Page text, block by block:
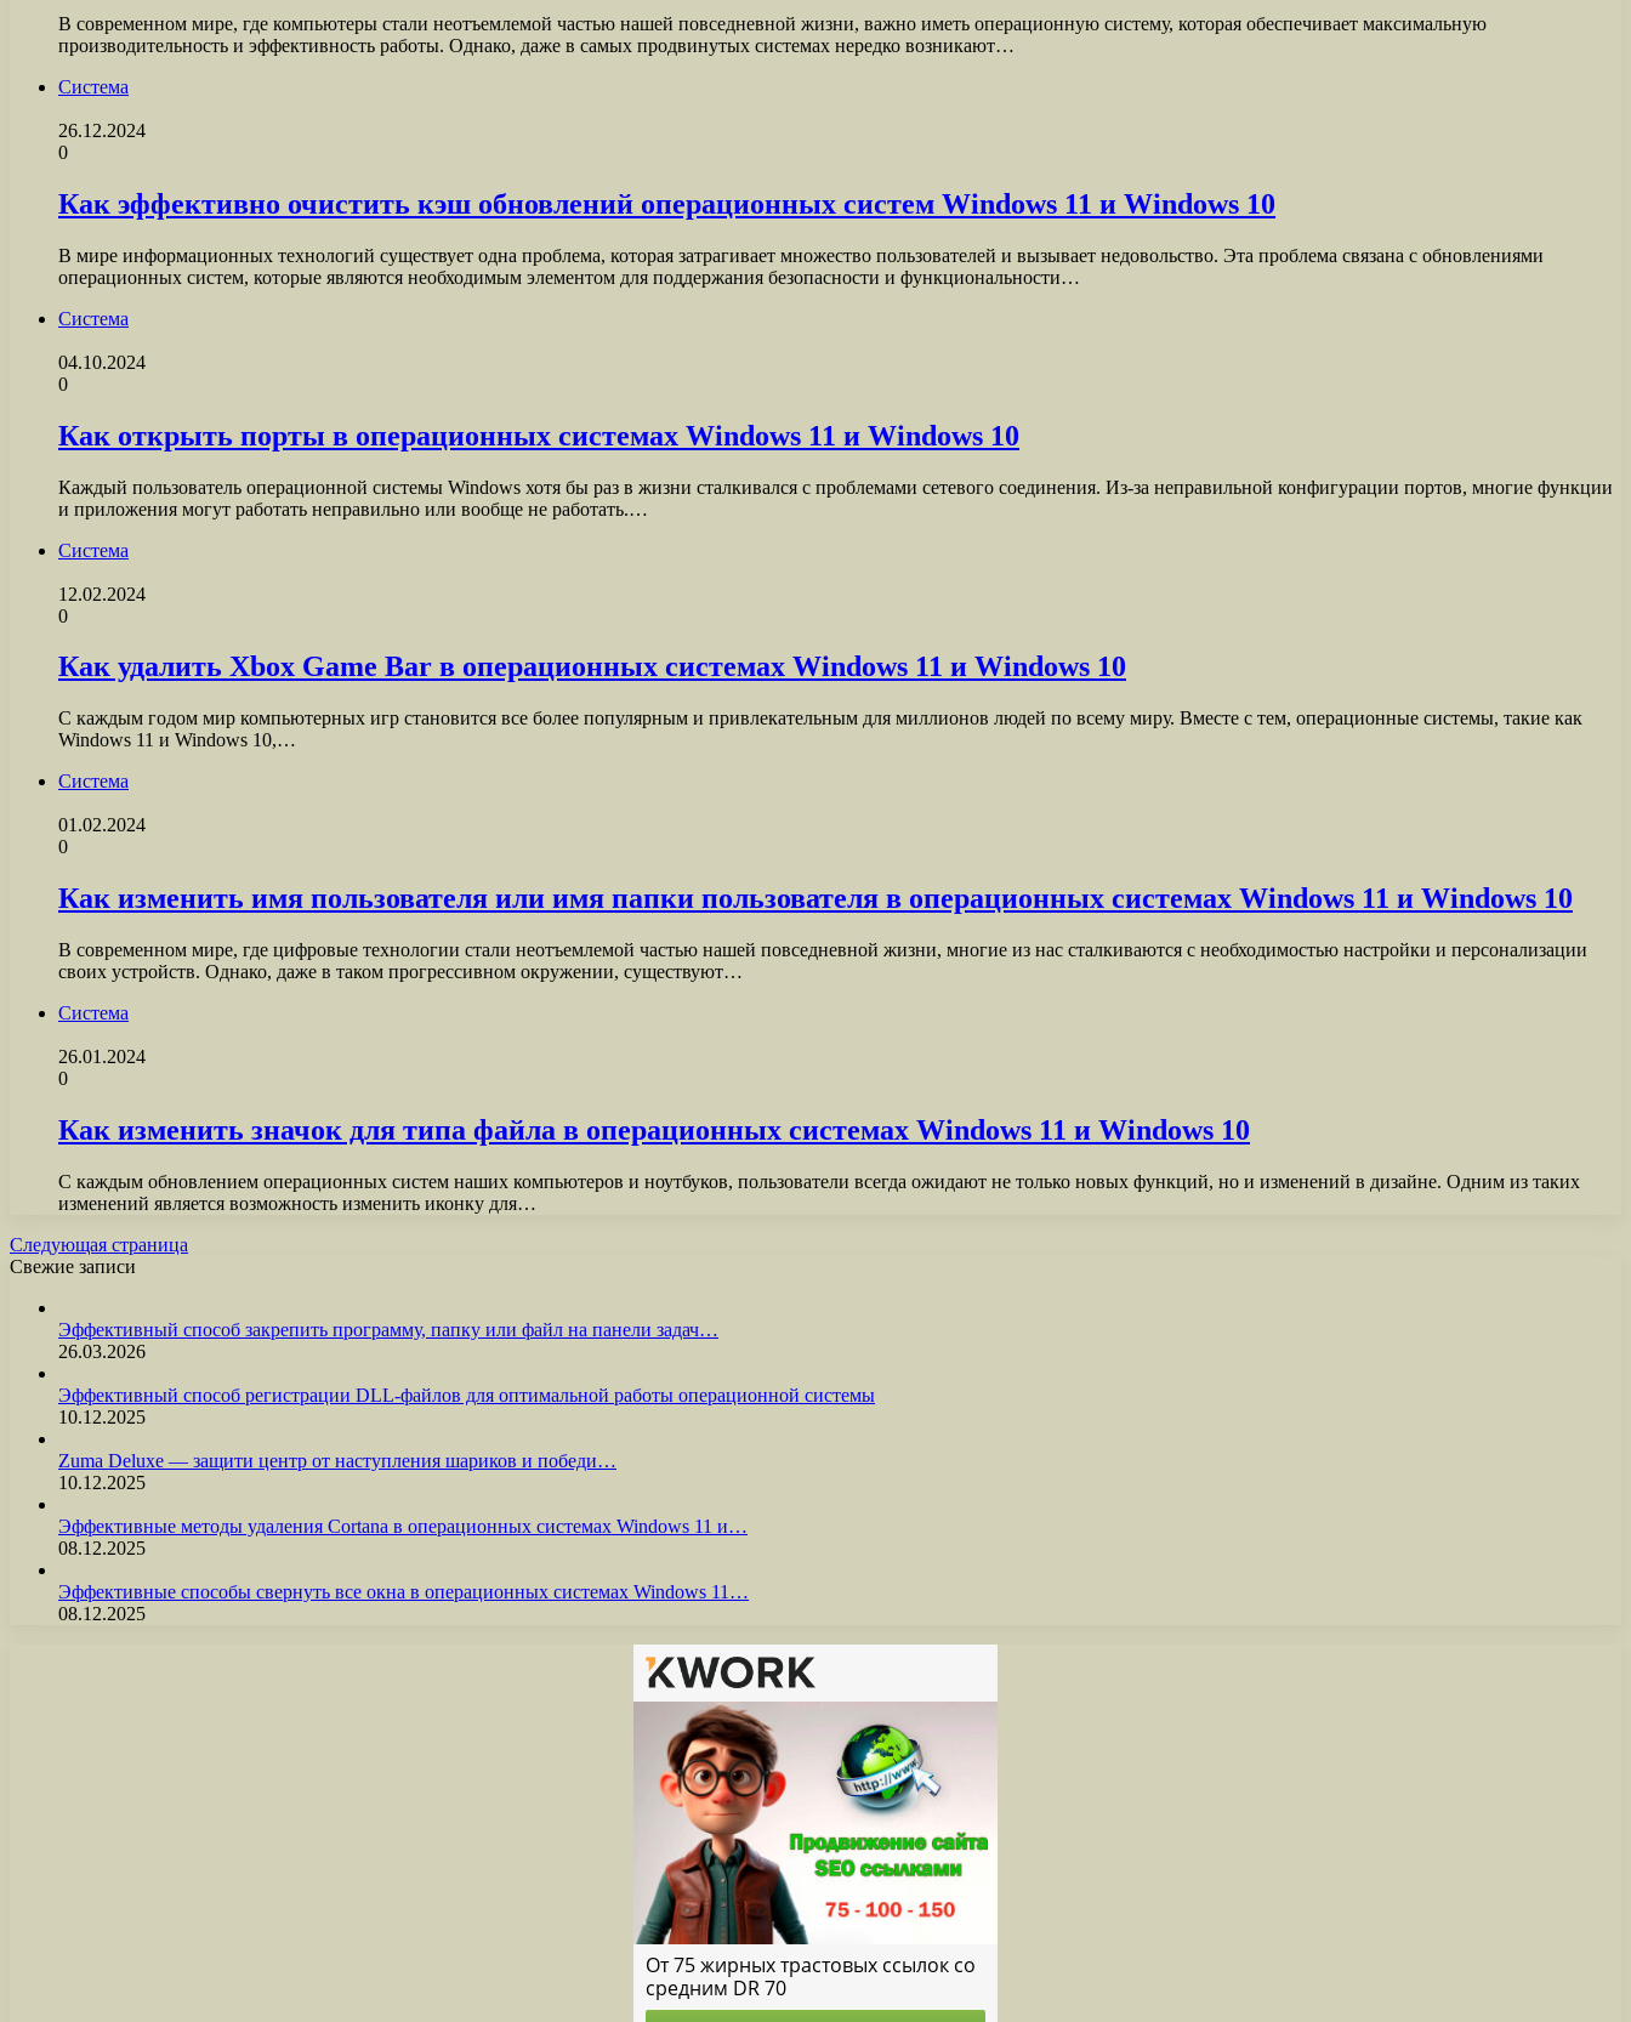
В современном мире, где компьютеры стали неотъемлемой частью нашей повседневной жизни, важно иметь операционную систему, которая обеспечивает максимальную
производительность и эффективность работы. Однако, даже в самых продвинутых системах нередко возникают…
Система
26.12.2024
0
Как эффективно очистить кэш обновлений операционных систем Windows 11 и Windows 10
В мире информационных технологий существует одна проблема, которая затрагивает множество пользователей и вызывает недовольство. Эта проблема связана с обновлениями
операционных систем, которые являются необходимым элементом для поддержания безопасности и функциональности…
Система
04.10.2024
0
Как открыть порты в операционных системах Windows 11 и Windows 10
Каждый пользователь операционной системы Windows хотя бы раз в жизни сталкивался с проблемами сетевого соединения. Из-за неправильной конфигурации портов, многие функции
и приложения могут работать неправильно или вообще не работать.…
Система
12.02.2024
0
Как удалить Xbox Game Bar в операционных системах Windows 11 и Windows 10
С каждым годом мир компьютерных игр становится все более популярным и привлекательным для миллионов людей по всему миру. Вместе с тем, операционные системы, такие как
Windows 11 и Windows 10,…
Система
01.02.2024
0
Как изменить имя пользователя или имя папки пользователя в операционных системах Windows 11 и Windows 10
В современном мире, где цифровые технологии стали неотъемлемой частью нашей повседневной жизни, многие из нас сталкиваются с необходимостью настройки и персонализации
своих устройств. Однако, даже в таком прогрессивном окружении, существуют…
Система
26.01.2024
0
Как изменить значок для типа файла в операционных системах Windows 11 и Windows 10
С каждым обновлением операционных систем наших компьютеров и ноутбуков, пользователи всегда ожидают не только новых функций, но и изменений в дизайне. Одним из таких
изменений является возможность изменить иконку для…
Следующая страница
Свежие записи
Эффективный способ закрепить программу, папку или файл на панели задач…
26.03.2026
Эффективный способ регистрации DLL-файлов для оптимальной работы операционной системы
10.12.2025
Zuma Deluxe — защити центр от наступления шариков и победи…
10.12.2025
Эффективные методы удаления Cortana в операционных системах Windows 11 и…
08.12.2025
Эффективные способы свернуть все окна в операционных системах Windows 11…
08.12.2025